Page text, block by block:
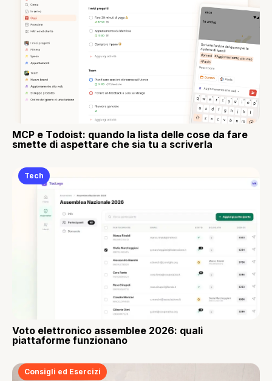
MCP e Todoist: quando la lista delle cose da fare
smette di aspettare che sia tu a scriverla
Tech
Voto elettronico assemblee 2026: quali
piattaforme funzionano
Consigli ed Esercizi